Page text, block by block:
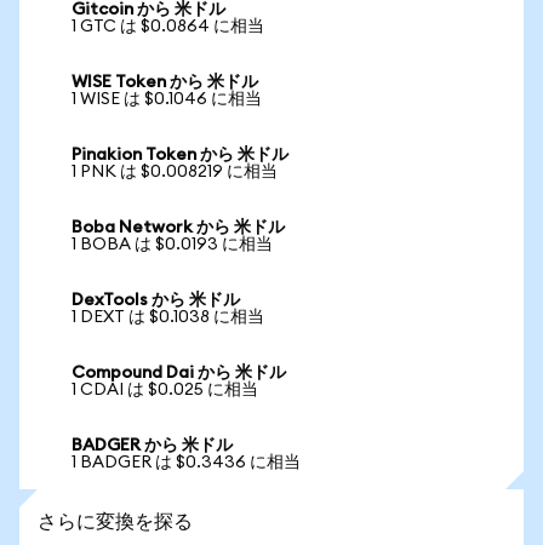
Gitcoin から 米ドル
1 GTC は $0.0864 に相当
WISE Token から 米ドル
1 WISE は $0.1046 に相当
Pinakion Token から 米ドル
1 PNK は $0.008219 に相当
Boba Network から 米ドル
1 BOBA は $0.0193 に相当
DexTools から 米ドル
1 DEXT は $0.1038 に相当
Compound Dai から 米ドル
1 CDAI は $0.025 に相当
BADGER から 米ドル
1 BADGER は $0.3436 に相当
さらに変換を探る